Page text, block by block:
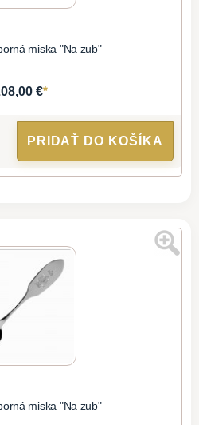
miska "Na zub"
€*
PRIDAŤ DO KOŠÍKA
miska "Na zub"